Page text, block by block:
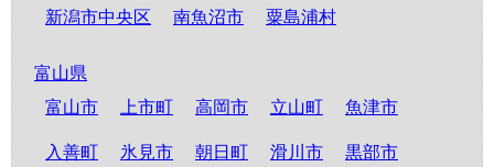
新潟市中央区 南魚沼市 粟島浦村
富山県
富山市
上市町 高岡市 立山町 魚津市
入善町 氷見市 朝日町 滑川市 黒部市